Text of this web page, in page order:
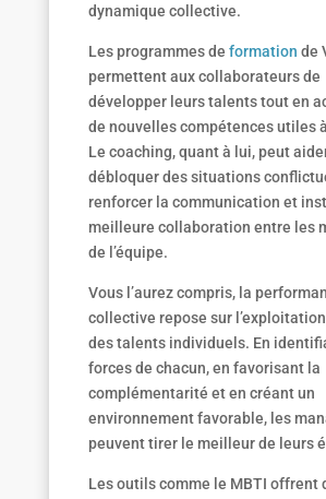
dynamique collective.
Les programmes de formation de
permettent aux collaborateurs de
développer leurs talents tout en
de nouvelles compétences utiles
Le coaching, quant à lui, peut
débloquer des situations
renforcer la communication et
meilleure collaboration entre les
de l’équipe.
Vous l’aurez compris, la
collective repose sur
des talents individuels. En
forces de chacun, en favorisant la
complémentarité et en créant un
environnement favorable, les
peuvent tirer le meilleur de leurs
Les outils comme le MBTI offrent